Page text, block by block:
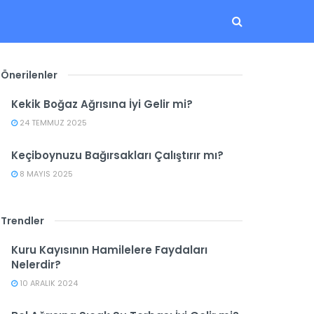
Önerilenler
Kekik Boğaz Ağrısına İyi Gelir mi?
24 TEMMUZ 2025
Keçiboynuzu Bağırsakları Çalıştırır mı?
8 MAYIS 2025
Trendler
Kuru Kayısının Hamilelere Faydaları
Nelerdir?
10 ARALIK 2024